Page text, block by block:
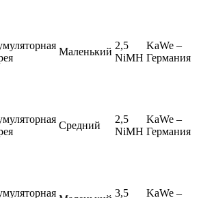
Маленький
2,5
NiMH
KaWe –
Германия
Средний
2,5
NiMH
KaWe –
Германия
3,5
KaWe –